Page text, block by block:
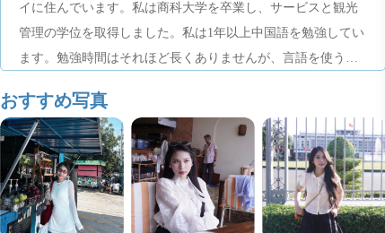
イに住んでいます。私は商科大学を卒業し、サービスと観光
管理の学位を取得しました。私は1年以上中国語を勉強してい
ます。勉強時間はそれほど長くありませんが、言語を使う機
語を話すクライアントとも簡単に会話できます。 4月から私
は小紅書（小紅書）を利用しており、これを通じて3人のツア
ー客を案内してきました。訪問する現場については事前に詳
細な情報を準備しているので、コミュニケーションの壁はほ
とんどありません。
おすすめ写真